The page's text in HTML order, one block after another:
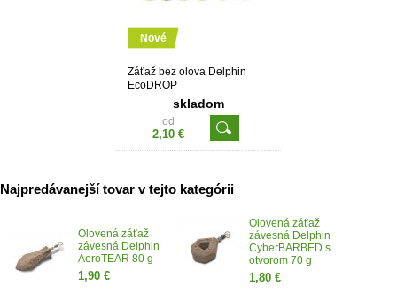
Nové
Záťaž bez olova Delphin
EcoDROP
skladom
od
2,10 €
Najpredávanejší tovar v tejto kategórii
Olovená záťaž
závesná Delphin
AeroTEAR 80 g
1,90 €
Olovená záťaž
závesná Delphin
CyberBARBED s
otvorom 70 g
1,80 €